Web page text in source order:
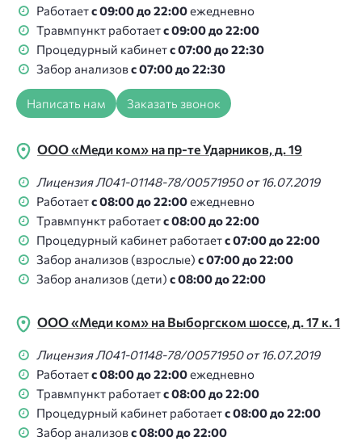
Работаетс 09:00 до 22:00ежедневно
Травмпункт работаетс 09:00 до 22:00
Процедурный кабинетс 07:00 до 22:30
Забор анализовс 07:00 до 22:30
Написать нам Заказать звонок
ООО «Меди ком» на пр-те Ударников, д. 19
Лицензия Л041-01148-78/00571950 от 16.07.2019
Работаетс 08:00 до 22:00ежедневно
Травмпункт работаетс 08:00 до 22:00
Процедурный кабинет работаетс 07:00 до 22:00
Забор анализов (взрослые) с 07:00 до 22:00
Забор анализов (дети) с 08:00 до 22:00
ООО «Меди ком» на Выборгском шоссе, д. 17 к. 1
Лицензия Л041-01148-78/00571950 от 16.07.2019
Работаетс 08:00 до 22:00ежедневно
Травмпункт работаетс 08:00 до 22:00
Процедурный кабинет работаетс 08:00 до 22:00
Забор анализовс 08:00 до 22:00